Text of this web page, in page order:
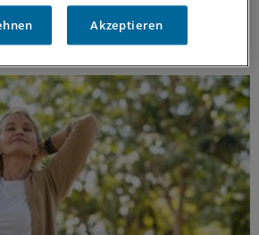
und Leitlinienempfehlungen.
Akzeptieren